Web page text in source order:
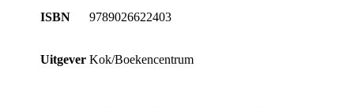
ISBN 9789026622403
Uitgever Kok/Boekencentrum